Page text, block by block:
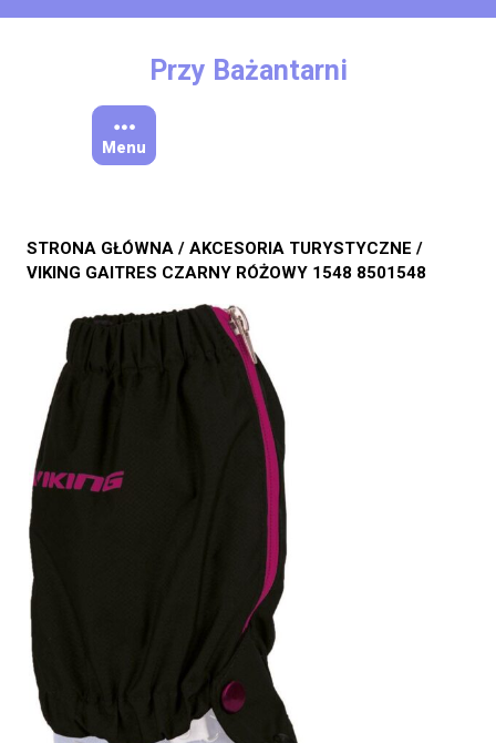
Przy Bażantarni
Menu
STRONA GŁÓWNA / AKCESORIA TURYSTYCZNE /
VIKING GAITRES CZARNY RÓŻOWY 1548 8501548